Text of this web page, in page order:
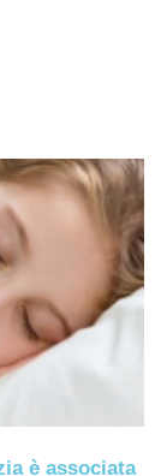
è associata